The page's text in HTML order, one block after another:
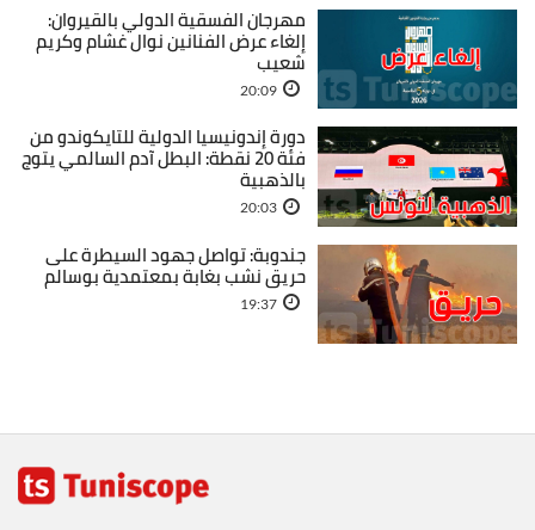
مهرجان الفسقية الدولي بالقيروان:
إلغاء عرض الفنانين نوال غشام وكريم
شعيب
20:09
دورة إندونيسيا الدولية للتايكوندو من
فئة 20 نقطة: البطل آدم السالمي يتوج
بالذهبية
20:03
جندوبة: تواصل جهود السيطرة على
حريق نشب بغابة بمعتمدية بوسالم
19:37